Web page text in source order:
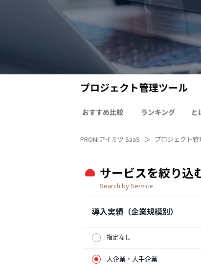
プロジェクト管理ツール
おすすめ比較 ランキング と
PRONIアイミツ SaaS プロジェクト管
サービスを絞り込
Search by Service
導入実績（企業規模別）
指定なし
大企業・大手企業